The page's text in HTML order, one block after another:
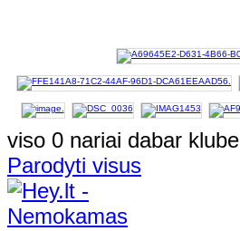
viso 0 nariai dabar klube
Parodyti visus